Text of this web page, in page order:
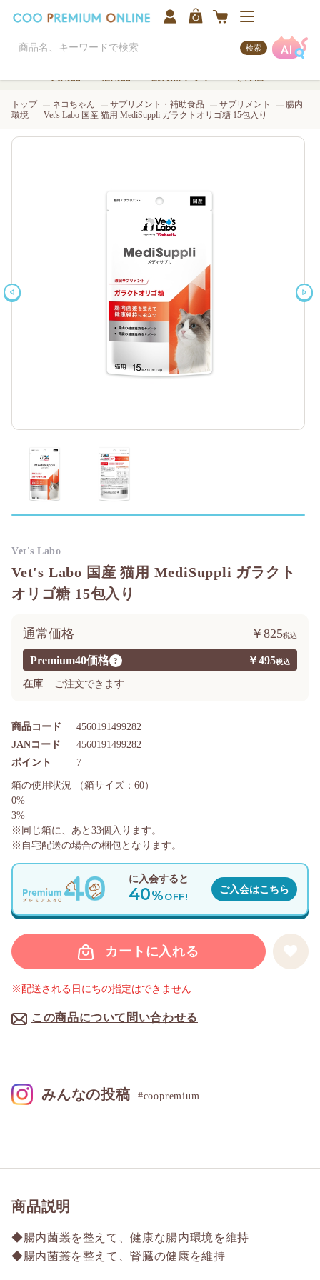
検索
トップ ネコちゃん サプリメント・補助食品 サプリメント
腸内
環境
Vet's Labo 国産 猫用 MediSuppli ガラクトオリゴ糖 15包入り
Vet's Labo 国産 猫用 MediSuppli ガラクト
オリゴ糖 15包入り
Premium40価格 ? ￥495
通常価格 ￥825
在庫 ご注文できます
商品コード 4560191499282
ポイント 7
JANコード 4560191499282
カートに入れる
この商品について問い合わせる
Vet's Labo
※配送される日にちの指定はできません
に入会すると
40%OFF!
ご入会はこちら
箱の使用状況
（箱サイズ：60）
0%
3%
※同じ箱に、あと 33個入ります。
※自宅配送の場合の梱包となります。
商品説明
◆腸内菌叢を整えて、健康な腸内環境を維持
◆腸内菌叢を整えて、腎臓の健康を維持
みんなの投稿 #coopremium